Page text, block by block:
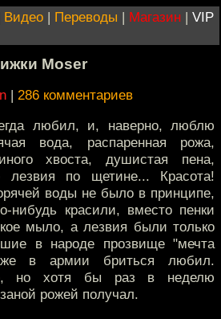
Видео | Переводы | Магазин | VIP
Moser
| 286 комментариев
любил, и, наверно, люблю
вода, распаренная рожа,
хвоста, душистая пена,
лезвия по щетине... Красота!
воды не было в принципе,
нибудь красили, вместо пенки
мыло, а лезвия были только
в народе прозвище "мечта
в армии бриться любил.
но хотя бы раз в неделю
рожей получал.